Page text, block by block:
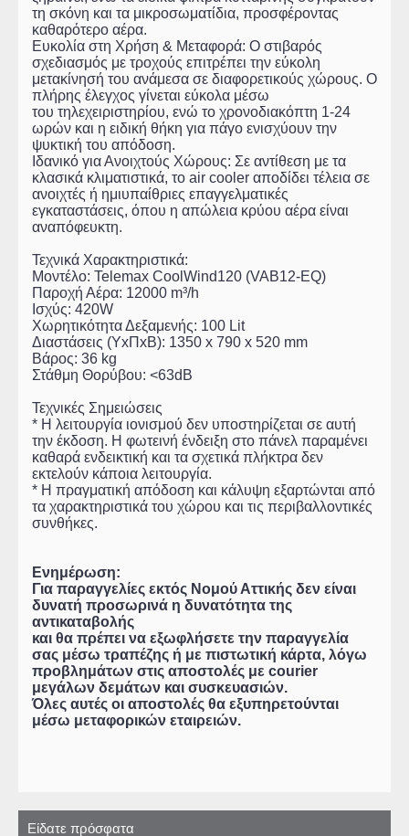
τη σκόνη και τα μικροσωματίδια, προσφέροντας
καθαρότερο αέρα.
Ευκολία στη Χρήση & Μεταφορά: Ο στιβαρός
σχεδιασμός με τροχούς επιτρέπει την εύκολη
μετακίνησή του ανάμεσα σε διαφορετικούς χώρους. Ο
πλήρης έλεγχος γίνεται εύκολα μέσω
του τηλεχειριστηρίου, ενώ το χρονοδιακόπτη 1-24
ωρών και η ειδική θήκη για πάγο ενισχύουν την
ψυκτική του απόδοση.
Ιδανικό για Ανοιχτούς Χώρους: Σε αντίθεση με τα
κλασικά κλιματιστικά, το air cooler αποδίδει τέλεια σε
ανοιχτές ή ημιυπαίθριες επαγγελματικές
εγκαταστάσεις, όπου η απώλεια κρύου αέρα είναι
αναπόφευκτη.
Τεχνικά Χαρακτηριστικά:
Μοντέλο: Telemax CoolWind120 (VAB12-EQ)
Παροχή Αέρα: 12000 m³/h
Ισχύς: 420W
Χωρητικότητα Δεξαμενής: 100 Lit
Διαστάσεις (YxΠxB): 1350 x 790 x 520 mm
Βάρος: 36 kg
Στάθμη Θορύβου: <63dB
Τεχνικές Σημειώσεις
* Η λειτουργία ιονισμού δεν υποστηρίζεται σε αυτή
την έκδοση. Η φωτεινή ένδειξη στο πάνελ παραμένει
καθαρά ενδεικτική και τα σχετικά πλήκτρα δεν
εκτελούν κάποια λειτουργία.
* Η πραγματική απόδοση και κάλυψη εξαρτώνται από
τα χαρακτηριστικά του χώρου και τις περιβαλλοντικές
συνθήκες.
Ενημέρωση:
Για παραγγελίες εκτός Νομού Αττικής δεν είναι
δυνατή προσωρινά η δυνατότητα της
αντικαταβολής
και θα πρέπει να εξωφλήσετε την παραγγελία
σας μέσω τραπέζης ή με πιστωτική κάρτα, λόγω
προβλημάτων στις αποστολές με courier
μεγάλων δεμάτων και συσκευασιών.
Όλες αυτές οι αποστολές θα εξυπηρετούνται
μέσω μεταφορικών εταιρειών.
Είδατε πρόσφατα